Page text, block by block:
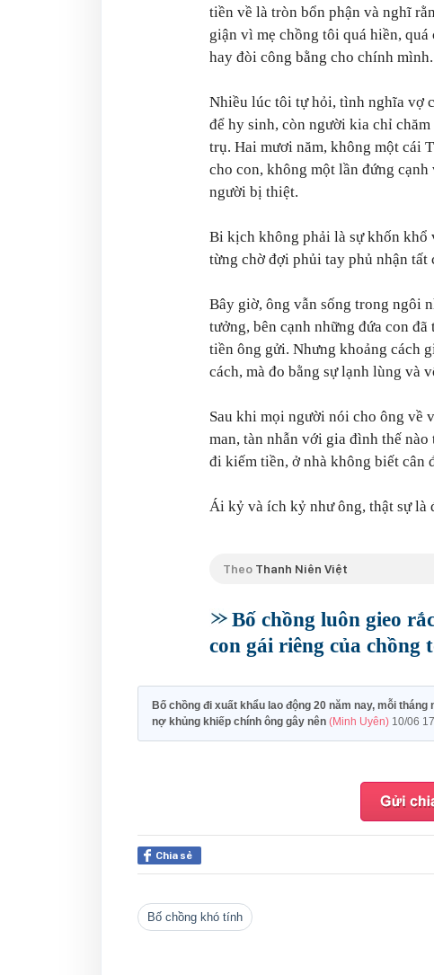
tiền về là tròn bổn phận và nghĩ
giận vì mẹ chồng tôi quá hiền,
hay đòi công bằng cho chính mình.
Nhiều lúc tôi tự hỏi, tình nghĩa vợ
để hy sinh, còn người kia chỉ
trụ. Hai mươi năm, không một cái
cho con, không một lần đứng
người bị thiệt.
Bi kịch không phải là sự khốn
từng chờ đợi phủi tay phủ nhận tất
Bây giờ, ông vẫn sống trong ngôi
tưởng, bên cạnh những đứa con
tiền ông gửi. Nhưng khoảng cách
cách, mà đo bằng sự lạnh lùng và
Sau khi mọi người nói cho ông về
man, tàn nhẫn với gia đình thế
đi kiếm tiền, ở nhà không biết cân
Ái kỷ và ích kỷ như ông, thật sự là
Theo Thanh Niên Việt
Bố chồng luôn gieo
con gái riêng của chồng
Bố chồng đi xuất khẩu lao động 20 năm nay, mỗi
nợ khủng khiếp chính ông gây nên (Minh Uyên) 10/06
Chia sẻ
bố chồng khó tính